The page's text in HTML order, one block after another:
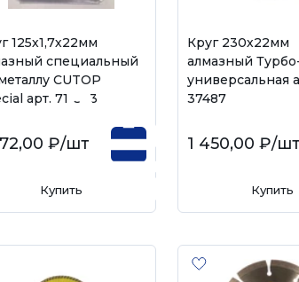
125х1,7х22мм
специальный
CUTOP
арт. 71-393
₽/шт
Купить
Круг 230х22мм
алмазный
универсальная
37487
1 450,00 ₽/шт
Купить